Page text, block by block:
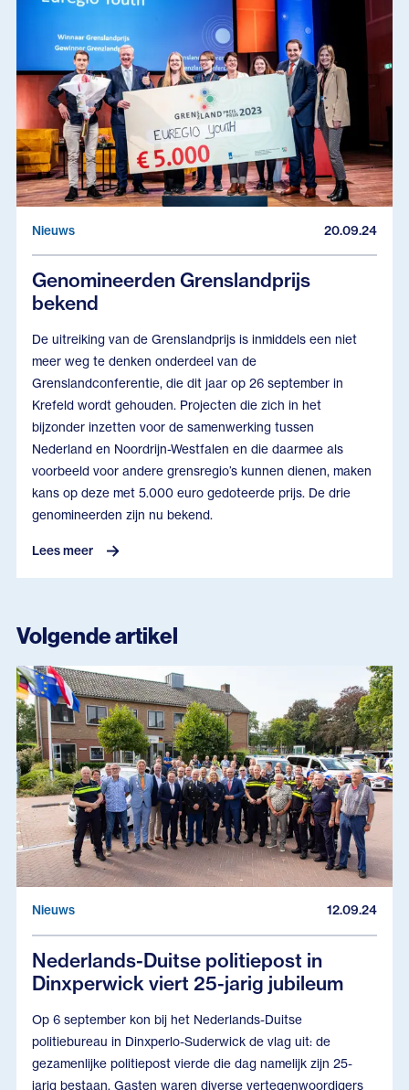
Nieuws 20.09.24
Genomineerden Grenslandprijs
bekend
De uitreiking van de Grenslandprijs is inmiddels een niet
meer weg te denken onderdeel van de
Grenslandconferentie, die dit jaar op 26 september in
Krefeld wordt gehouden. Projecten die zich in het
bijzonder inzetten voor de samenwerking tussen
Nederland en Noordrijn-Westfalen en die daarmee als
voorbeeld voor andere grensregio’s kunnen dienen, maken
kans op deze met 5.000 euro gedoteerde prijs. De drie
genomineerden zijn nu bekend.
Lees meer
Volgende artikel
Nieuws 12.09.24
Nederlands-Duitse politiepost in
Dinxperwick viert 25-jarig jubileum
Op 6 september kon bij het Nederlands-Duitse
politiebureau in Dinxperlo-Suderwick de vlag uit: de
gezamenlijke politiepost vierde die dag namelijk zijn 25-
jarig bestaan. Gasten waren diverse vertegenwoordigers